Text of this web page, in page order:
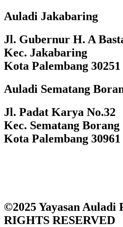
Auladi Jakabaring
Jl. Gubernur H. A
Kec. Jakabaring
Kota Palembang 30251
Auladi Sematang
Jl. Padat Karya No.32
Kec. Sematang Borang
Kota Palembang 30961
©2025 Yayasan Auladi
RIGHTS RESERVED